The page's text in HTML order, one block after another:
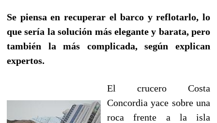
Se piensa en recuperar el barco y reflotarlo, lo
que sería la solución más elegante y barata, pero
también la más complicada, según explican
expertos.
El crucero Costa
Concordia yace sobre una
roca frente a la isla